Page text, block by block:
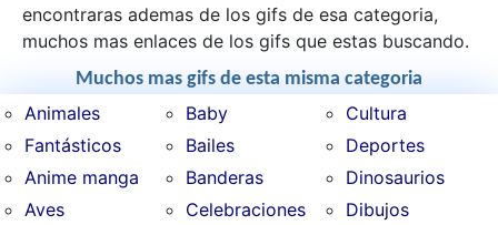
encontraras ademas de los gifs de esa categoria,
muchos mas enlaces de los gifs que estas buscando.
Muchos mas gifs de esta misma categoria
Animales
Fantásticos
Anime manga
Aves
Baby
Bailes
Banderas
Celebraciones
Cultura
Deportes
Dinosaurios
Dibujos